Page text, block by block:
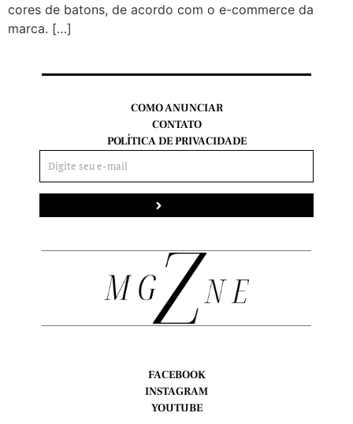
cores de batons, de acordo com o e-commerce da
marca. […]
FACEBOOK
INSTAGRAM
YOUTUBE
COMO ANUNCIAR
CONTATO
POLÍTICA DE PRIVACIDADE